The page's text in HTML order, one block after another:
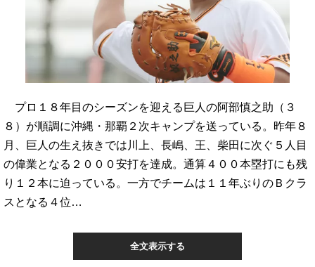
プロ１８年目のシーズンを迎える巨人の阿部慎之助（３
８）が順調に沖縄・那覇２次キャンプを送っている。昨年８
月、巨人の生え抜きでは川上、長嶋、王、柴田に次ぐ５人目
の偉業となる２０００安打を達成。通算４００本塁打にも残
り１２本に迫っている。一方でチームは１１年ぶりのＢクラ
スとなる４位…
全文表示する